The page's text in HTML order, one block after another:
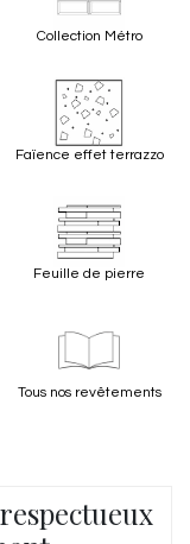
Collection Métro
Faïence effet terrazzo
Feuille de pierre
Tous nos revêtements